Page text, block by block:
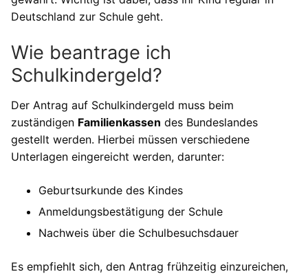
Deutschland zur Schule geht.
Wie beantrage ich
Schulkindergeld?
Der Antrag auf Schulkindergeld muss beim
zuständigen Familienkassen des Bundeslandes
gestellt werden. Hierbei müssen verschiedene
Unterlagen eingereicht werden, darunter:
Geburtsurkunde des Kindes
Anmeldungsbestätigung der Schule
Nachweis über die Schulbesuchsdauer
Es empfiehlt sich, den Antrag frühzeitig einzureichen,